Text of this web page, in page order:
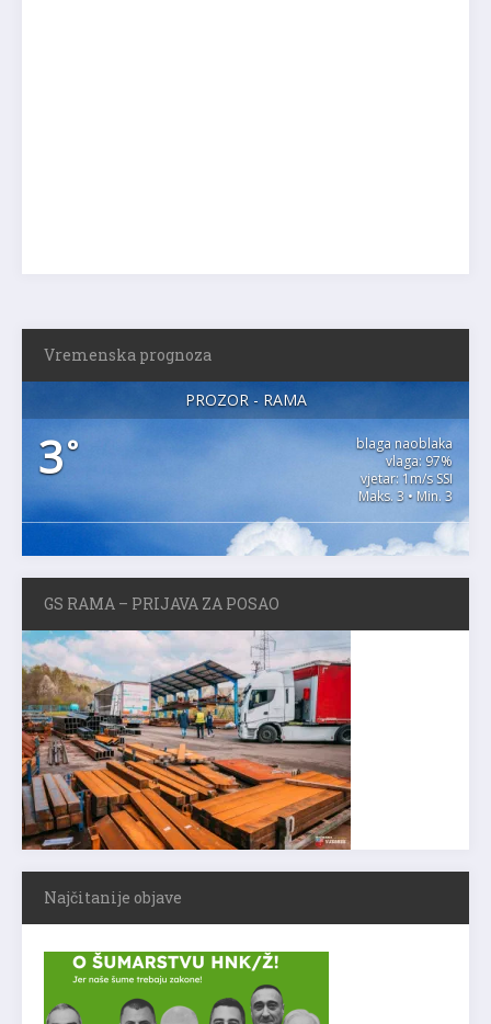
Vremenska prognoza
PROZOR - RAMA
3°
blaga naoblaka
vlaga: 97%
vjetar: 1m/s SSI
Maks. 3 • Min. 3
GS RAMA – PRIJAVA ZA POSAO
Najčitanije objave